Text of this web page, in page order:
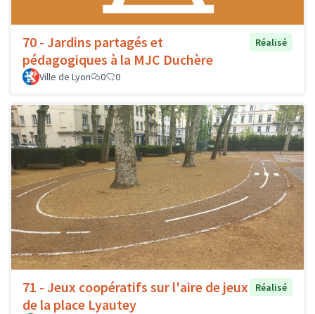
70 - Jardins partagés et
pédagogiques à la MJC Duchère
Réalisé
Ville de Lyon 0 0
71 - Jeux coopératifs sur l'aire de jeux
de la place Lyautey
Réalisé